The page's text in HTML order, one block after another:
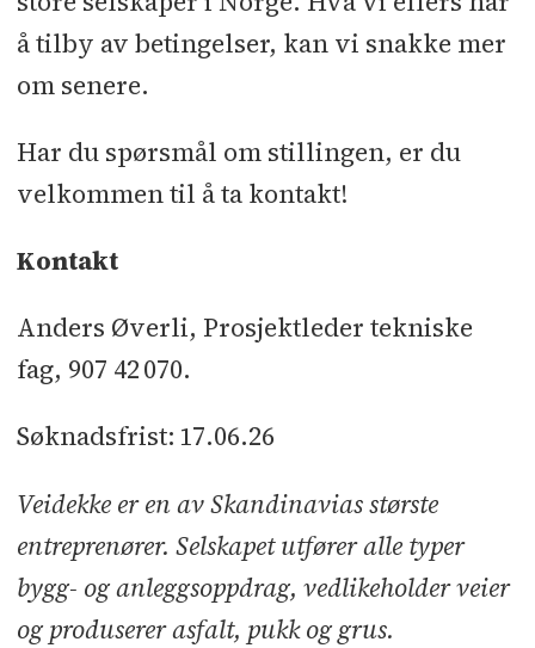
å tilby av betingelser, kan vi snakke mer
om senere.
Har du spørsmål om stillingen, er du
velkommen til å ta kontakt!
Kontakt
Anders Øverli, Prosjektleder tekniske
fag, 907 42 070.
Søknadsfrist: 17.06.26
Veidekke er en av Skandinavias største
entreprenører. Selskapet utfører alle typer
bygg- og anleggsoppdrag, vedlikeholder veier
og produserer asfalt, pukk og grus.